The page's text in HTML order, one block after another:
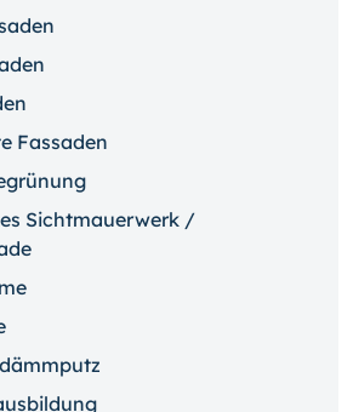
Fassaden
Sichtmauerwerk /